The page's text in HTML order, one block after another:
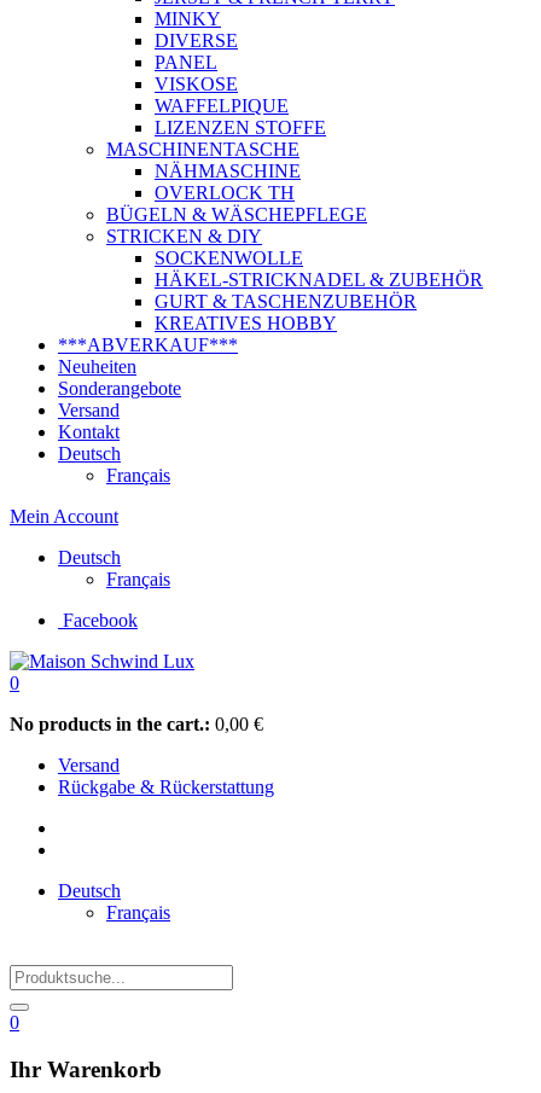
MINKY
DIVERSE
PANEL
VISKOSE
WAFFELPIQUE
LIZENZEN STOFFE
MASCHINENTASCHE
NÄHMASCHINE
OVERLOCK TH
BÜGELN & WÄSCHEPFLEGE
STRICKEN & DIY
SOCKENWOLLE
HÄKEL-STRICKNADEL & ZUBEHÖR
GURT & TASCHENZUBEHÖR
KREATIVES HOBBY
***ABVERKAUF***
Neuheiten
Sonderangebote
Versand
Kontakt
Deutsch
Français
Mein Account
Deutsch
Français
Facebook
0
No products in the cart.: 0,00 €
Versand
Rückgabe & Rückerstattung
Deutsch
Français
0
Ihr Warenkorb